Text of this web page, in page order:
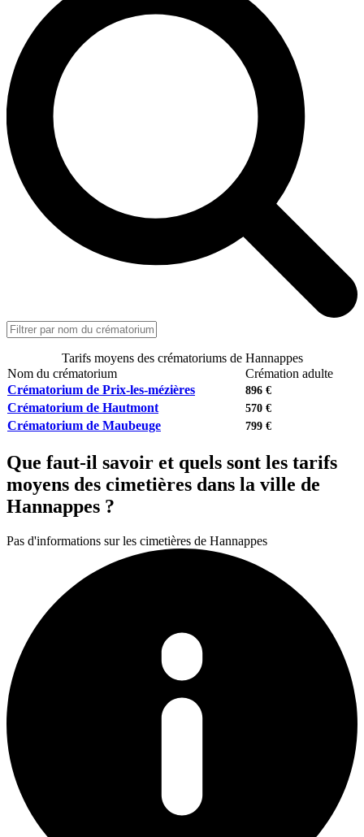
Tarifs moyens des crématoriums de Hannappes
Nom du crématorium
Crémation adulte
Crématorium de Prix-les-mézières
896 €
Crématorium de Hautmont 570 €
Crématorium de Maubeuge 799 €
Que faut-il savoir et quels sont les tarifs
moyens des cimetières dans la ville de
Hannappes ?
Pas d'informations sur les cimetières de Hannappes